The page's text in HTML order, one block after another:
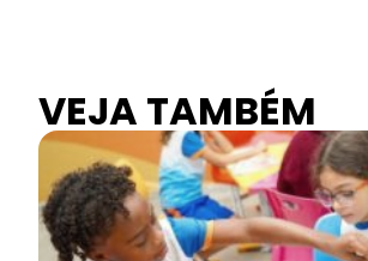
VEJA TAMBÉM